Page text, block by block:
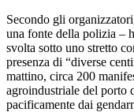
Secondo gli
una fonte della polizia –
svolta sotto uno stretto
presenza di “diverse
mattino, circa 200
agroindustriale del porto
pacificamente dai